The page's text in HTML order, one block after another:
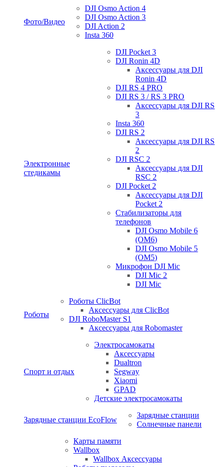
Фото/Видео
DJI Osmo Action 4
DJI Osmo Action 3
DJI Action 2
Insta 360
Электронные
стедикамы
DJI Pocket 3
DJI Ronin 4D
Аксессуары для DJI
Ronin 4D
DJI RS 4 PRO
DJI RS 3 / RS 3 PRO
Аксессуары для DJI RS
3
Insta 360
DJI RS 2
Аксессуары для DJI RS
2
DJI RSC 2
Аксессуары для DJI
RSC 2
DJI Pocket 2
Аксессуары для DJI
Pocket 2
Стабилизаторы для
телефонов
DJI Osmo Mobile 6
(OM6)
DJI Osmo Mobile 5
(OM5)
Микрофон DJI Mic
DJI Mic 2
DJI Mic
Роботы
Роботы ClicBot
Аксессуары для ClicBot
DJI RoboMaster S1
Аксессуары для Robomaster
Спорт и отдых
Электросамокаты
Аксессуары
Dualtron
Segway
Xiaomi
GPAD
Детские электросамокаты
Зарядные станции EcoFlow
Зарядные станции
Солнечные панели
Карты памяти
Wallbox
Wallbox Аксессуары